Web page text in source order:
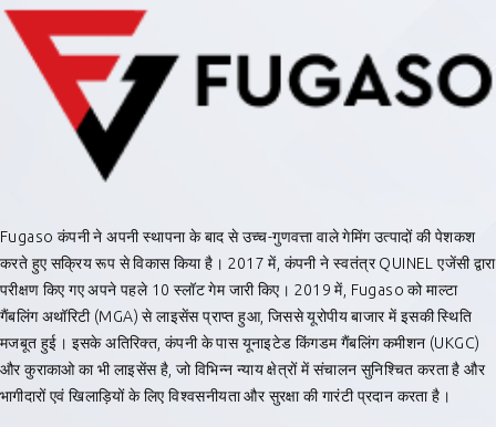
Fugaso कंपनी ने अपनी स्थापना के बाद से उच्च-गुणवत्ता वाले गेमिंग उत्पादों की पेशकश
करते हुए सक्रिय रूप से विकास किया है। 2017 में, कंपनी ने स्वतंत्र QUINEL एजेंसी द्वारा
परीक्षण किए गए अपने पहले 10 स्लॉट गेम जारी किए। 2019 में, Fugaso को माल्टा
गैंबलिंग अथॉरिटी (MGA) से लाइसेंस प्राप्त हुआ, जिससे यूरोपीय बाजार में इसकी स्थिति
मजबूत हुई। इसके अतिरिक्त, कंपनी के पास यूनाइटेड किंगडम गैंबलिंग कमीशन (UKGC)
और कुराकाओ का भी लाइसेंस है, जो विभिन्न न्याय क्षेत्रों में संचालन सुनिश्चित करता है और
भागीदारों एवं खिलाड़ियों के लिए विश्वसनीयता और सुरक्षा की गारंटी प्रदान करता है।